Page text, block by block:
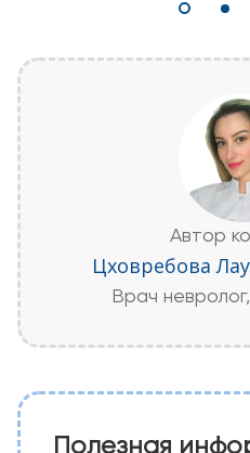
Автор
Цховребова
Врач
Полезная